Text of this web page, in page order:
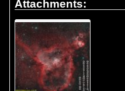
Attachments: